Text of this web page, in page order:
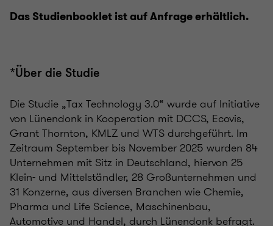
Das Studienbooklet ist auf Anfrage erhältlich.
*Über die Studie
Die Studie „Tax Technology 3.0“ wurde auf Initiative
von Lünendonk in Kooperation mit DCCS, Ecovis,
Grant Thornton, KMLZ und WTS durchgeführt. Im
Zeitraum September bis November 2025 wurden 84
Unternehmen mit Sitz in Deutschland, hiervon 25
Klein- und Mittelständler, 28 Großunternehmen und
31 Konzerne, aus diversen Branchen wie Chemie,
Pharma und Life Science, Maschinenbau,
Automotive und Handel, durch Lünendonk befragt.